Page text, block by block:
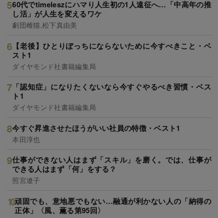
60代でtimeleszにハマり人生初の1人遠征へ…「中高年の推
し活」が人生を変えるワケ
劇団雌猫,松下真由美
【老後】ひとりぼっちにならないために今すべきこと・ベ
スト1
ダイヤモンド社書籍編集局
「認知症」になりたくないなら今すぐやるべき習慣・ベス
ト1
ダイヤモンド社書籍編集局
今すぐ昇進させたほうがいい社員の特徴・ベスト1
本田淳也
仕事ができない人はまず「スキル」を磨く。では、仕事が
できる人はまず「何」をする？
照宮遼子
頑固でも、意地悪でもない…融通が利かない人の「納得の
正体」〈風、薫る第95回〉